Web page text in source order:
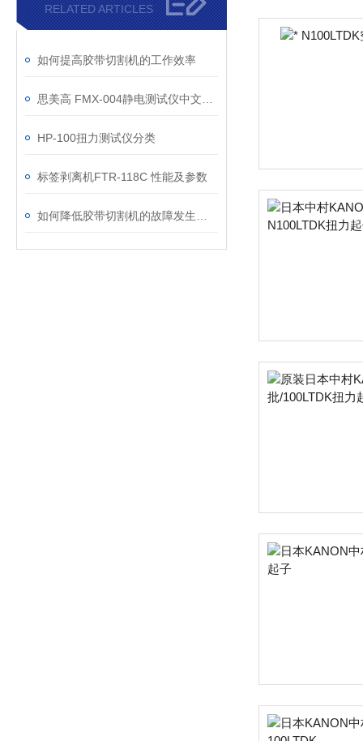
RELATED ARTICLES
如何提高胶带切割机的工作效率
HP-100扭力测试仪分类
标签剥离机FTR-118C 性能及参数